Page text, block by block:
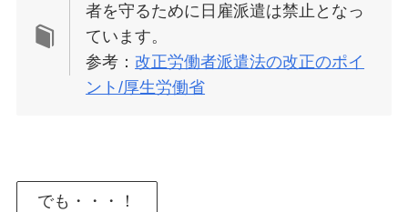
者を守るために日雇派遣は禁止となっ
ています。
参考：改正労働者派遣法の改正のポイ
ント/厚生労働省
でも・・・！